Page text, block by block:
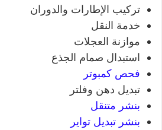
تركيب الإطارات والدوران
خدمة النقل
موازنة العجلات
استبدال صمام الجذع
فحص كمبوتر
تبديل دهن وفلتر
بنشر متنقل
بنشر تبديل تواير